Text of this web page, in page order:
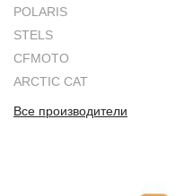
POLARIS
STELS
CFMOTO
ARCTIC CAT
Все производители